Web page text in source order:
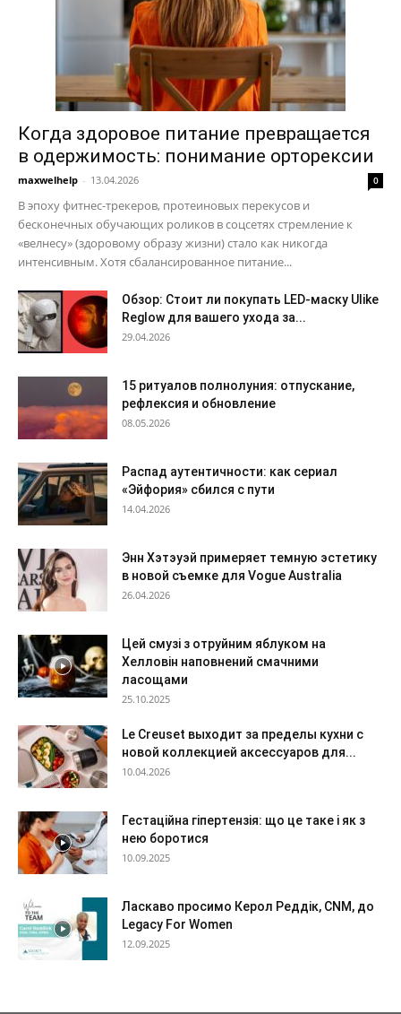
Когда здоровое питание превращается
в одержимость: понимание орторексии
maxwelhelp - 13.04.2026 0
В эпоху фитнес-трекеров, протеиновых перекусов и
бесконечных обучающих роликов в соцсетях стремление к
«велнесу» (здоровому образу жизни) стало как никогда
интенсивным. Хотя сбалансированное питание...
Обзор: Стоит ли покупать LED-маску Ulike
Reglow для вашего ухода за...
29.04.2026
15 ритуалов полнолуния: отпускание,
рефлексия и обновление
08.05.2026
Распад аутентичности: как сериал
«Эйфория» сбился с пути
14.04.2026
Энн Хэтэуэй примеряет темную эстетику
в новой съемке для Vogue Australia
26.04.2026
Цей смузі з отруйним яблуком на
Хелловін наповнений смачними
ласощами
25.10.2025
Le Creuset выходит за пределы кухни с
новой коллекцией аксессуаров для...
10.04.2026
Гестаційна гіпертензія: що це таке і як з
нею боротися
10.09.2025
Ласкаво просимо Керол Реддік, CNM, до
Legacy For Women
12.09.2025